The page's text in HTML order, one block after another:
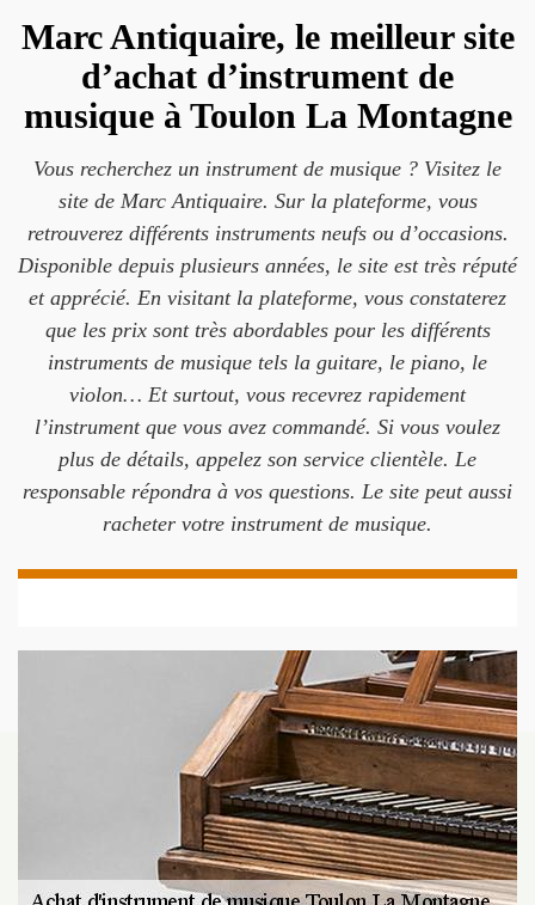
Marc Antiquaire, le meilleur site
d’achat d’instrument de
musique à Toulon La Montagne
Vous recherchez un instrument de musique ? Visitez le
site de Marc Antiquaire. Sur la plateforme, vous
retrouverez différents instruments neufs ou d’occasions.
Disponible depuis plusieurs années, le site est très réputé
et apprécié. En visitant la plateforme, vous constaterez
que les prix sont très abordables pour les différents
instruments de musique tels la guitare, le piano, le
violon… Et surtout, vous recevrez rapidement
l’instrument que vous avez commandé. Si vous voulez
plus de détails, appelez son service clientèle. Le
responsable répondra à vos questions. Le site peut aussi
racheter votre instrument de musique.